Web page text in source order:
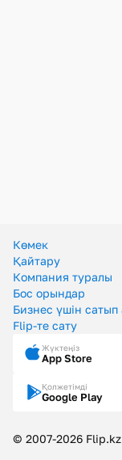
Көмек
Қайтару
Компания туралы
Бос орындар
Бизнес үшін сатып
Flip-те сату
Жүктеңіз
App Store
Қолжетімді
Google Play
© 2007-2026